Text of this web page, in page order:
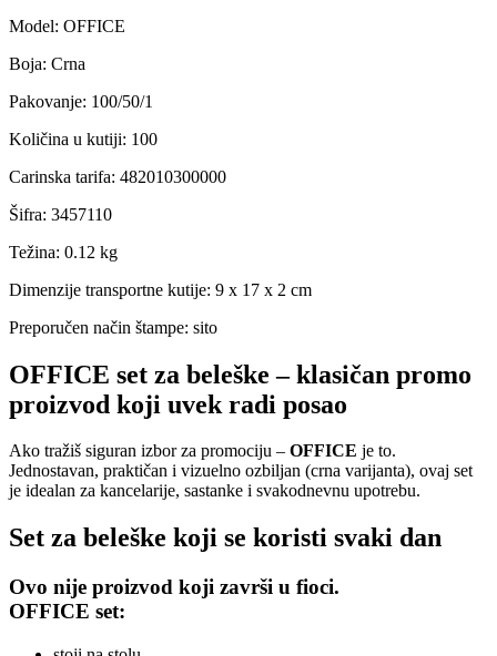
Model: OFFICE
Boja: Crna
Pakovanje: 100/50/1
Količina u kutiji: 100
Carinska tarifa: 482010300000
Šifra: 3457110
Težina: 0.12 kg
Dimenzije transportne kutije: 9 x 17 x 2 cm
Preporučen način štampe: sito
OFFICE set za beleške – klasičan promo
proizvod koji uvek radi posao
Ako tražiš siguran izbor za promociju – OFFICE je to.
Jednostavan, praktičan i vizuelno ozbiljan (crna varijanta), ovaj set
je idealan za kancelarije, sastanke i svakodnevnu upotrebu.
Set za beleške koji se koristi svaki dan
Ovo nije proizvod koji završi u fioci.
OFFICE set: